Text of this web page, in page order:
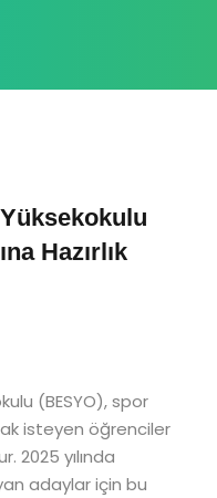
Hazırlık
(BESYO), spor
isteyen öğrenciler
2025 yılında
adaylar için bu